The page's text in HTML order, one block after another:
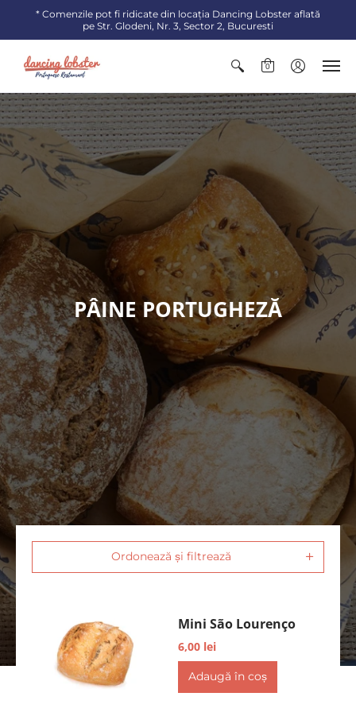
* Comenzile pot fi ridicate din locaţia Dancing Lobster aflată
pe Str. Glodeni, Nr. 3, Sector 2, Bucuresti
0
PÂINE PORTUGHEZĂ
Ordonează și filtrează
Mini São Lourenço
6,00 lei